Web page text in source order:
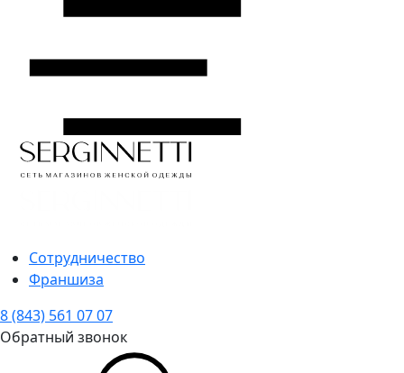
Сотрудничество
Франшиза
8 (843) 561 07 07
Обратный звонок